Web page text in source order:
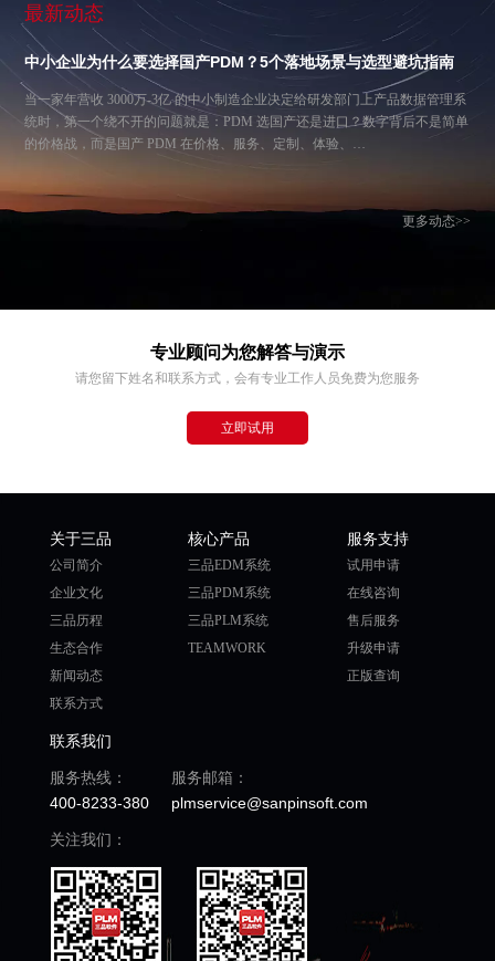
最新动态
中小企业为什么要选择国产PDM？5个落地场景与选型避坑指南
当一家年营收 3000万-3亿 的中小制造企业决定给研发部门上产品数据管理系
统时，第一个绕不开的问题就是：PDM 选国产还是进口？数字背后不是简单
的价格战，而是国产 PDM 在价格、服务、定制、体验、…
更多动态>>
专业顾问为您解答与演示
请您留下姓名和联系方式，会有专业工作人员免费为您服务
立即试用
关于三品
公司简介
企业文化
三品历程
生态合作
新闻动态
联系方式
核心产品
三品EDM系统
三品PDM系统
三品PLM系统
TEAMWORK
服务支持
试用申请
在线咨询
售后服务
升级申请
正版查询
联系我们
服务热线：
400-8233-380
服务邮箱：
plmservice@sanpinsoft.com
关注我们：